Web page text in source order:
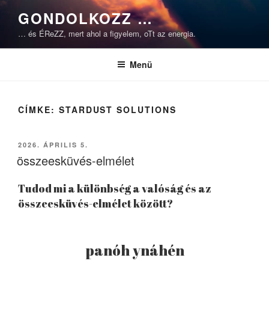
Tartalomhoz
GONDOLKOZZ …
… és ÉReZZ, mert ahol a figyelem, oTt az energia.
Menü
CÍMKE: STARDUST SOLUTIONS
BEKÜLDVE:
2026. ÁPRILIS 5.
összeesküvés-elmélet
Tudod mi a különbség a valóság és az
összeesküvés-elmélet között?
panóh ynáhén